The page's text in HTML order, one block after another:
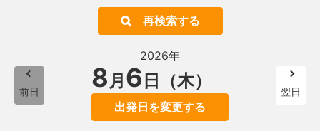
再検索する
前日
2026年
8月 6 日（木）
出発日を変更する
翌日